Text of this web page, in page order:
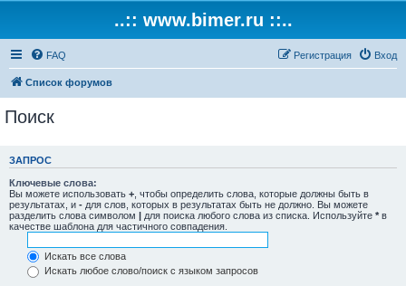
..:: www.bimer.ru ::..
FAQ Вход
Регистрация
Список форумов
Поиск
ЗАПРОС
Ключевые слова:
Вы можете использовать + , чтобы определить слова, которые должны быть в
результатах, и - для слов, которых в результатах быть не должно. Вы можете
разделить слова символом | для поиска любого слова из списка. Используйте * в
качестве шаблона для частичного совпадения.
Искать все слова
Искать любое слово/поиск с языком запросов